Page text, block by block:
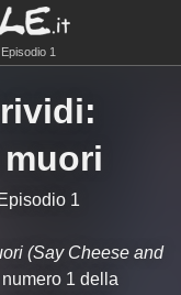
Episodio 1
:
1
(Say Cheese and
1 della